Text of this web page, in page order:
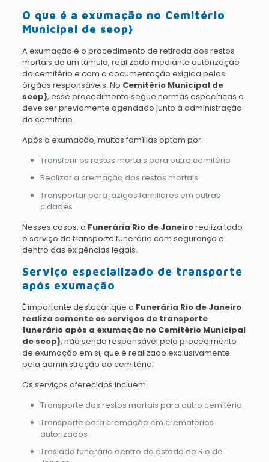
O que é a exumação no Cemitério
Municipal de seop}
A exumação é o procedimento de retirada dos restos
mortais de um túmulo, realizado mediante autorização
do cemitério e com a documentação exigida pelos
órgãos responsáveis. No Cemitério Municipal de
seop}, esse procedimento segue normas específicas e
deve ser previamente agendado junto à administração
do cemitério.
Após a exumação, muitas famílias optam por:
Transferir os restos mortais para outro cemitério
Realizar a cremação dos restos mortais
Transportar para jazigos familiares em outras
cidades
Nesses casos, a Funerária Rio de Janeirorealiza todo
o serviço de transporte funerário com segurança e
dentro das exigências legais.
Serviço especializado de transporte
após exumação
É importante destacar que a Funerária Rio de Janeiro
realiza somente os serviços de transporte
funerário após a exumação no Cemitério Municipal
de seop}, não sendo responsável pelo procedimento
de exumação em si, que é realizado exclusivamente
pela administração do cemitério.
Os serviços oferecidos incluem:
Transporte dos restos mortais para outro cemitério
Transporte para cremação em crematórios
autorizados
Traslado funerário dentro do estado do Rio de